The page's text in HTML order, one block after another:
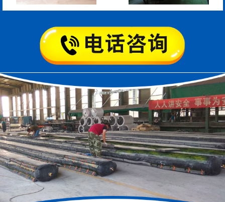
板式橡胶伸缩缝 C型桥梁伸缩缝
200*25米圆形桥梁气囊 390*14米的圆形充气芯
模